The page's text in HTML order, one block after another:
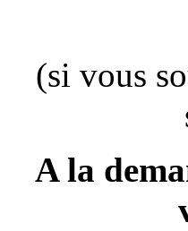
(si vous
A la